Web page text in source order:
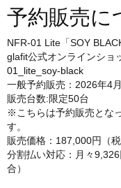
予約販売に
NFR-01 Lite「SOY
glafit公式オンラインショ
01_lite_soy-black
一般予約販売：2026年4
販売台数:限定50台
※こちらは予約販売とな
す。
販売価格：187,000円（税
分割払い対応：月々
合）